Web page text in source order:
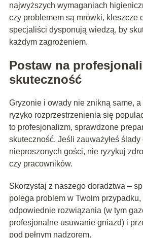
najwyższych wymaganiach
czy problemem są mrówki, kleszcze
specjaliści dysponują wiedzą, by
każdym zagrożeniem.
Postaw na
skuteczność
Gryzonie i owady nie znikną same, a
ryzyko rozprzestrzenienia się
to profesjonalizm, sprawdzone
skuteczność. Jeśli zauważyłeś ślady
nieproszonych gości, nie ryzykuj
czy pracowników.
Skorzystaj z naszego doradztwa –
polega problem w Twoim
odpowiednie rozwiązania (w tym
profesjonalne usuwanie gniazd) i
pod pełnym nadzorem.